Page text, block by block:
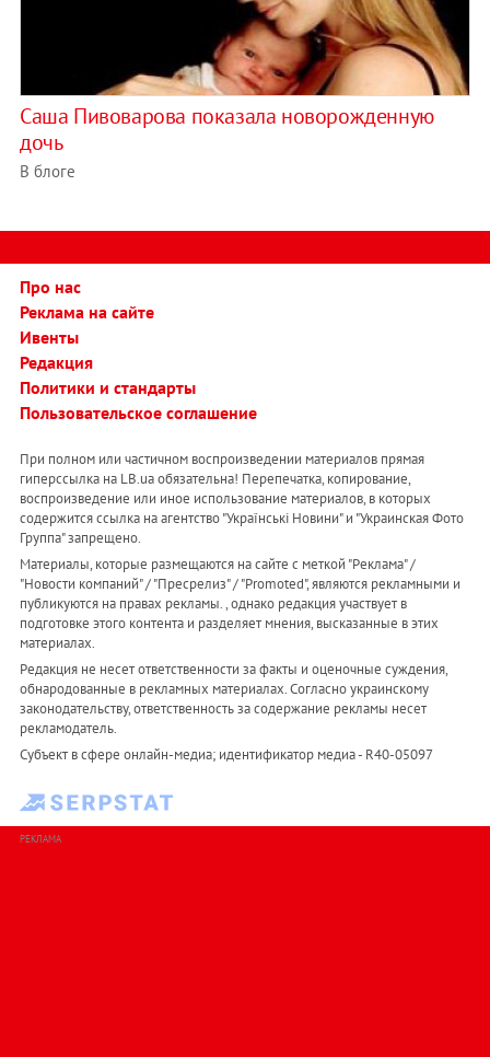
Саша Пивоварова показала новорожденную
дочь
В блоге
Про нас
Реклама на сайте
Ивенты
Редакция
Политики и стандарты
Пользовательское соглашение
При полном или частичном воспроизведении материалов прямая
гиперссылка на LB.ua обязательна! Перепечатка, копирование,
воспроизведение или иное использование материалов, в которых
содержится ссылка на агентство "Українськi Новини" и "Украинская Фото
Группа" запрещено.
Материалы, которые размещаются на сайте с меткой "Реклама" /
"Новости компаний" / "Пресрелиз" / "Promoted", являются рекламными и
публикуются на правах рекламы. , однако редакция участвует в
подготовке этого контента и разделяет мнения, высказанные в этих
материалах.
Редакция не несет ответственности за факты и оценочные суждения,
обнародованные в рекламных материалах. Согласно украинскому
законодательству, ответственность за содержание рекламы несет
рекламодатель.
Субъект в сфере онлайн-медиа; идентификатор медиа - R40-05097
РЕКЛАМА